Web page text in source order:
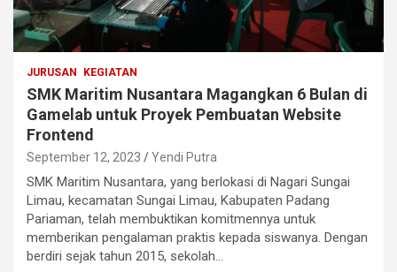
JURUSAN KEGIATAN
SMK Maritim Nusantara Magangkan 6 Bulan di
Gamelab untuk Proyek Pembuatan Website
Frontend
September 12, 2023 Yendi Putra
SMK Maritim Nusantara, yang berlokasi di Nagari Sungai
Limau, kecamatan Sungai Limau, Kabupaten Padang
Pariaman, telah membuktikan komitmennya untuk
memberikan pengalaman praktis kepada siswanya. Dengan
berdiri sejak tahun 2015, sekolah…